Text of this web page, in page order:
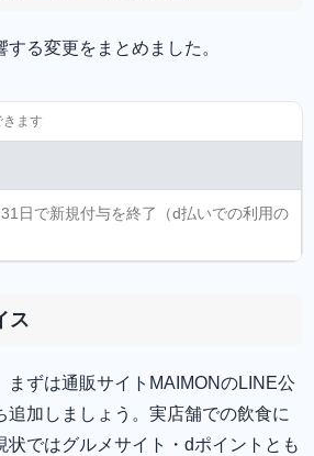
る変更をまとめました。
日で新規付与を終了（d払いでの利用の
ス
まずは通販サイトMAIMONのLINE公
追加しましょう。実店舗での飲食に
状ではグルメサイト・dポイントとも